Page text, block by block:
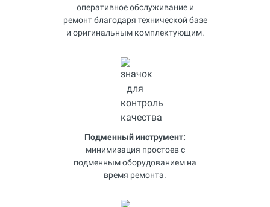
оперативное обслуживание и
ремонт благодаря технической базе
и оригинальным комплектующим.
Подменный инструмент:
минимизация простоев с
подменным оборудованием на
время ремонта.